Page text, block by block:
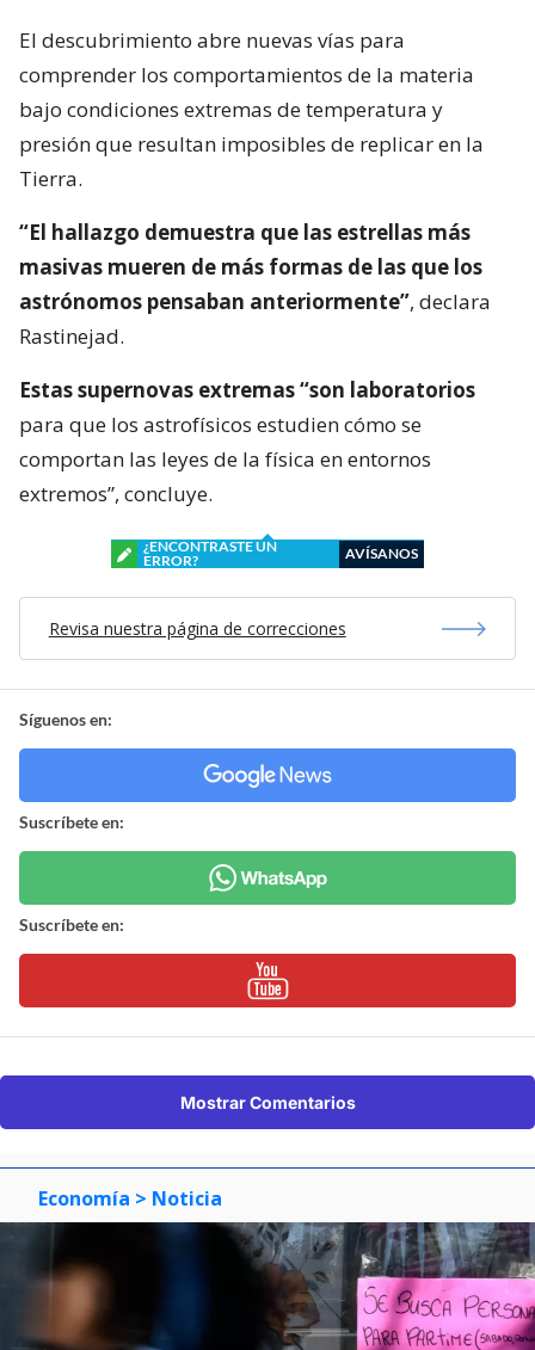
El descubrimiento abre nuevas vías para
comprender los comportamientos de la materia
bajo condiciones extremas de temperatura y
presión que resultan imposibles de replicar en la
Tierra.
“El hallazgo demuestra que las estrellas más
masivas mueren de más formas de las que los
astrónomos pensaban anteriormente”, declara
Rastinejad.
Estas supernovas extremas “son laboratorios
para que los astrofísicos estudien cómo se
comportan las leyes de la física en entornos
extremos”, concluye.
¿ENCONTRASTE UN
ERROR?
AVÍSANOS
Revisa nuestra página de correcciones
Síguenos en:
Suscríbete en:
Suscríbete en:
Mostrar Comentarios
Economía > Noticia